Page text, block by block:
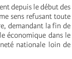
depuis le début des
sens refusant toute
demandant la fin de
économique dans le
nationale loin de